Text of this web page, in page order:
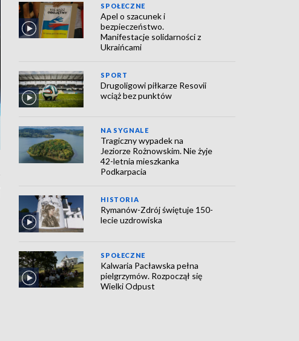
SPOŁECZNE
Apel o szacunek i
bezpieczeństwo.
Manifestacje solidarności z
Ukraińcami
SPORT
Drugoligowi piłkarze Resovii
wciąż bez punktów
NA SYGNALE
Tragiczny wypadek na
Jeziorze Rożnowskim. Nie żyje
42-letnia mieszkanka
Podkarpacia
HISTORIA
Rymanów-Zdrój świętuje 150-
lecie uzdrowiska
SPOŁECZNE
Kalwaria Pacławska pełna
pielgrzymów. Rozpoczął się
Wielki Odpust